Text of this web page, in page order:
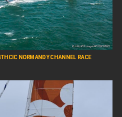
NORMANDY CHANNEL RACE